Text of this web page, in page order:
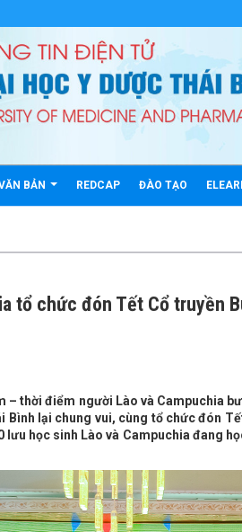
BẢN REDCAP ĐÀO TẠO
tổ chức đón Tết Cổ truyền
– thời điểm người Lào và Campuchia
lại chung vui, cùng tổ chức đón
lưu học sinh Lào và Campuchia đang